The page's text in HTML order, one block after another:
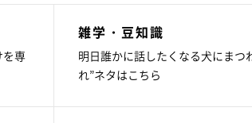
を専
雑学・豆知識
明日誰かに話したくなる犬にまつ
れ”ネタはこちら